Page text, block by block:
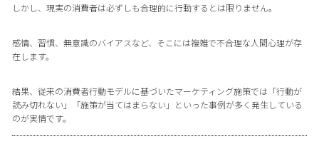
しかし、現実の消費者は必ずしも合理的に行動するとは限りません。
感情、習慣、無意識のバイアスなど、そこには複雑で不合理な人間心理が存
在します。
結果、従来の消費者行動モデルに基づいたマーケティング施策では「行動が
読み切れない」「施策が当てはまらない」といった事例が多く発生している
のが実情です。